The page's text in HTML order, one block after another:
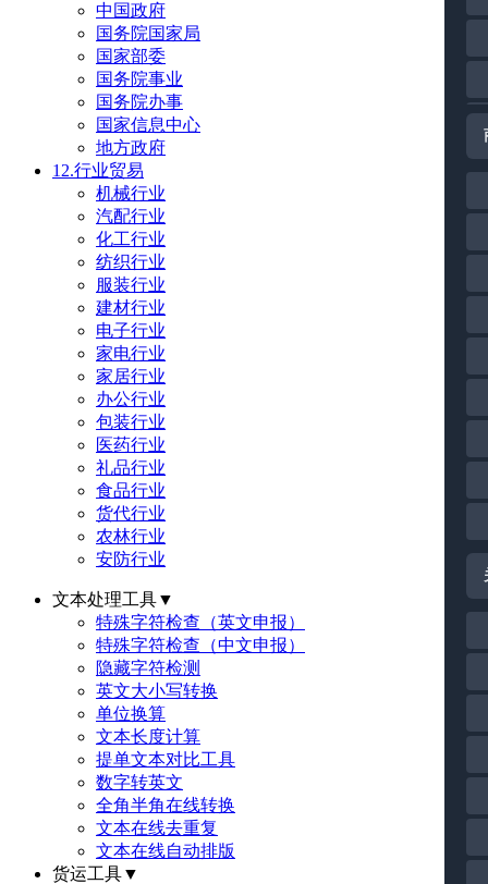
中国政府
国务院国家局
国家部委
国务院事业
国务院办事
国家信息中心
地方政府
12.行业贸易
机械行业
汽配行业
化工行业
纺织行业
服装行业
建材行业
电子行业
家电行业
家居行业
办公行业
包装行业
医药行业
礼品行业
食品行业
货代行业
农林行业
安防行业
文本处理工具▼
特殊字符检查（英文申报）
特殊字符检查（中文申报）
隐藏字符检测
英文大小写转换
单位换算
文本长度计算
提单文本对比工具
数字转英文
全角半角在线转换
文本在线去重复
文本在线自动排版
货运工具▼